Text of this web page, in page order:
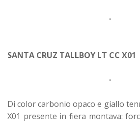
SANTA CRUZ TALLBOY LT CC X01
Di color carbonio opaco e giallo
X01 presente in fiera montava: